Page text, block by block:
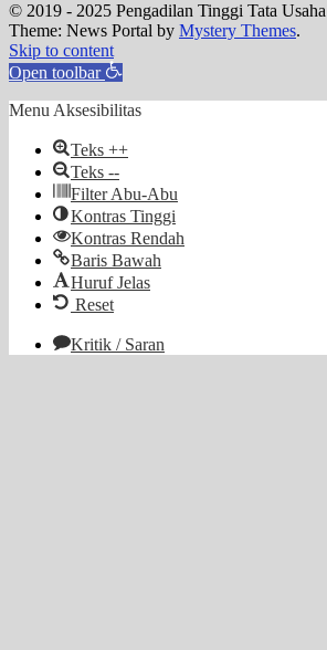
© 2019 - 2025 Pengadilan Tinggi Tata
Theme: News Portal by Mystery Themes.
Skip to content
Open toolbar
Menu Aksesibilitas
Teks ++
Teks --
Filter Abu-Abu
Kontras Tinggi
Kontras Rendah
Baris Bawah
Huruf Jelas
Reset
Kritik / Saran